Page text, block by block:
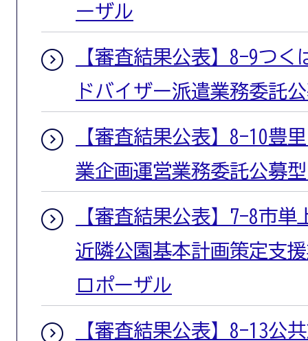
ーザル
【審査結果公表】8-9つ
ドバイザー派遣業務委託
【審査結果公表】8-10豊
業企画運営業務委託公募
【審査結果公表】7-8市単
近隣公園基本計画策定支
ロポーザル
【審査結果公表】8-13公